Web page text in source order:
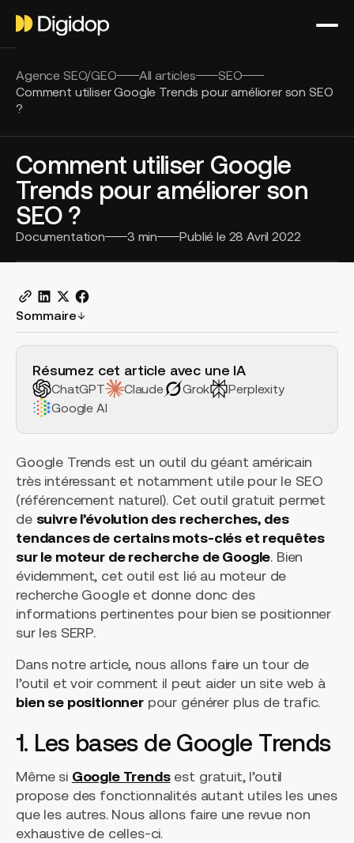
Agence SEO/GEO All articles
SEO
Comment utiliser Google Trends pour améliorer son SEO
?
Comment utiliser Google
Trends pour améliorer son
SEO ?
Documentation 3 min Publié le 28 Avril 2022
Sommaire
Résumez cet article avec une IA
ChatGPT Claude Grok
Perplexity
Google AI
Google Trends est un outil du géant américain
très intéressant et notamment utile pour le SEO
(référencement naturel). Cet outil gratuit permet
de suivre l’évolution des recherches, des
tendances de certains mots-clés et requêtes
sur le moteur de recherche de Google. Bien
évidemment, cet outil est lié au moteur de
recherche Google et donne donc des
informations pertinentes pour bien se positionner
sur les SERP.
Dans notre article, nous allons faire un tour de
l’outil et voir comment il peut aider un site web à
bien se positionnerpour générer plus de trafic.
1. Les bases de Google Trends
Même si Google Trendsest gratuit, l’outil
propose des fonctionnalités autant utiles les unes
que les autres. Nous allons faire une revue non
exhaustive de celles-ci.